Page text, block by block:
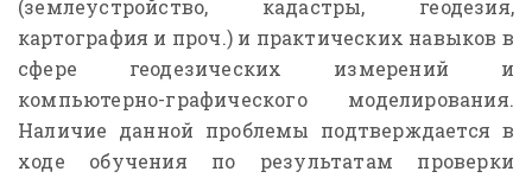
(землеустройство, кадастры, геодезия,
картография и проч.) и практических навыков в
сфере геодезических измерений и
компьютерно-графического моделирования.
Наличие данной проблемы подтверждается в
ходе обучения по результатам проверки